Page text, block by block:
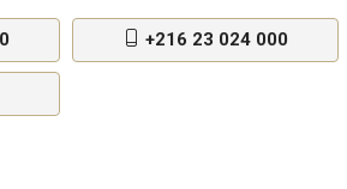
+216 23 024 000